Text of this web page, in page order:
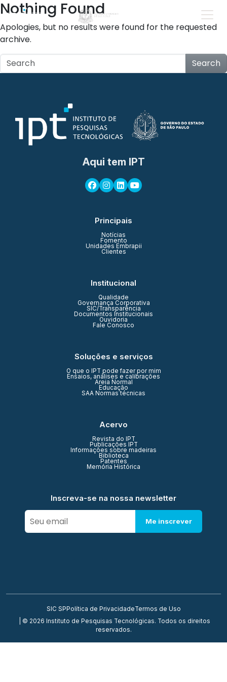
Nothing Found
Apologies, but no results were found for the requested
archive.
Search
Aqui tem IPT
Principais
Notícias
Fomento
Unidades Embrapii
Clientes
Institucional
Qualidade
Governança Corporativa
SIC/Transparência
Documentos Institucionais
Ouvidoria
Fale Conosco
Soluções e serviços
O que o IPT pode fazer por mim
Ensaios, análises e calibrações
Areia Normal
Educação
SAA Normas técnicas
Acervo
Revista do IPT
Publicações IPT
Informações sobre madeiras
Biblioteca
Patentes
Memória Histórica
Inscreva-se na nossa newsletter
Me inscrever
SIC SP Política de PrivacidadeTermos de Uso
| © 2026 Instituto de Pesquisas Tecnológicas. Todos os direitos
reservados.